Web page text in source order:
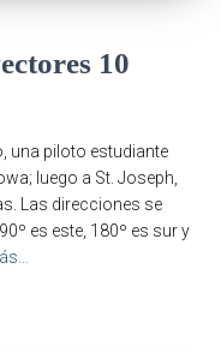
10
una piloto estudiante
luego a St. Joseph,
Las direcciones se
es este, 180º es sur y